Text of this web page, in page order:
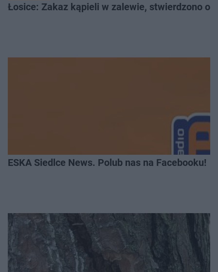
Łosice: Zakaz kąpieli w zalewie, stwierdzono
ESKA Siedlce News. Polub nas na Facebooku!